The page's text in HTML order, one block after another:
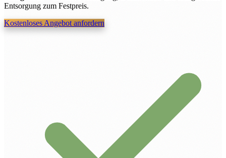
Entsorgung zum Festpreis.
Kostenloses Angebot anfordern